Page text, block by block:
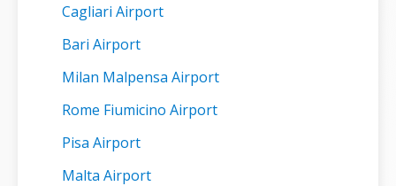
Cagliari Airport
Bari Airport
Milan Malpensa Airport
Rome Fiumicino Airport
Pisa Airport
Malta Airport